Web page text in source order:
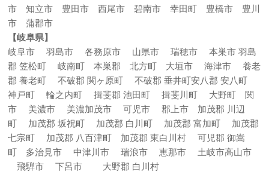
市 知立市 豊田市 西尾市 碧南市 幸田町 豊橋市 豊川
市 蒲郡市
【岐阜県】
岐阜市 羽島市 各務原市 山県市 瑞穂市 本巣市 羽島
郡 笠松町 岐南町 本巣郡 北方町 大垣市 海津市 養老
郡 養老町 不破郡 関ヶ原町 不破郡 垂井町安八郡 安八町
神戸町 輪之内町 揖斐郡 池田町 揖斐川町 大野町 関
市 美濃市 美濃加茂市 可児市 郡上市 加茂郡 川辺
町 加茂郡 坂祝町 加茂郡 白川町 加茂郡 富加町 加茂郡
七宗町 加茂郡 八百津町 加茂郡 東白川村 可児郡 御嵩
町 多治見市 中津川市 瑞浪市 恵那市 土岐市高山市
飛騨市 下呂市 大野郡 白川村